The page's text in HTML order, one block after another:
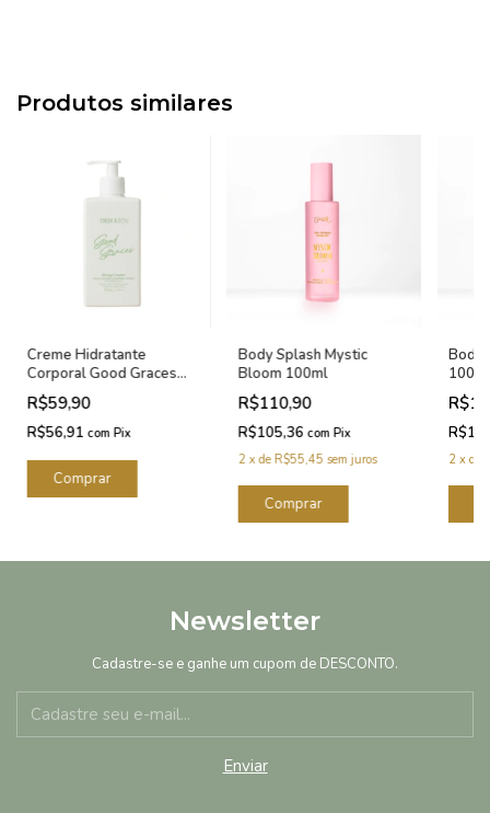
Produtos similares
Creme Hidratante
Corporal Good Graces
Barbour's Beauty 300g
R$59,90
R$56,91 com Pix
Body Splash Mystic
Bloom 100ml
R$110,90
R$105,36 com Pix
2 xde R$55,45 sem juros
Body
100ml
2 x de
Newsletter
Cadastre-se e ganhe um cupom de DESCONTO.